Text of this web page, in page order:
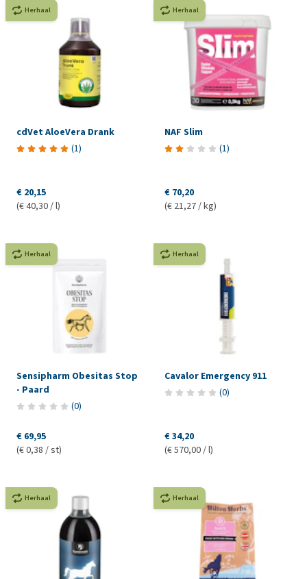
Herhaal
cdVet AloeVera Drank
(1)
€ 20,15
(€ 40,30 / l)
Herhaal
NAF Slim
(1)
€ 70,20
(€ 21,27 / kg)
Herhaal
Sensipharm Obesitas Stop
- Paard
(0)
€ 69,95
(€ 0,38 / st)
Herhaal
Cavalor Emergency 911
(0)
€ 34,20
(€ 570,00 / l)
Herhaal Herhaal